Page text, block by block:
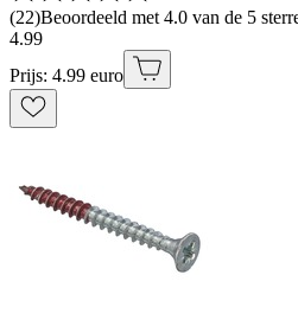
(22)Beoordeeld met 4.0 van de 5
4.99
Prijs: 4.99 euro